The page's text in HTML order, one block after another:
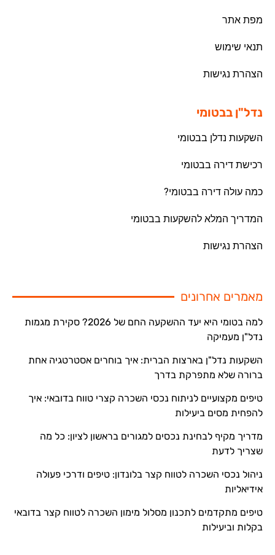
מפת אתר
תנאי שימוש
הצהרת נגישות
נדל"ן בבטומי
השקעות נדלן בבטומי
רכישת דירה בבטומי
כמה עולה דירה בבטומי?
המדריך המלא להשקעות בבטומי
הצהרת נגישות
מאמרים אחרונים
למה בטומי היא יעד ההשקעה החם של 2026? סקירת מגמות
נדל"ן מעמיקה
השקעות נדל"ן בארצות הברית: איך בוחרים אסטרטגיה אחת
ברורה שלא מתפרקת בדרך
טיפים מקצועיים לניתוח נכסי השכרה קצרי טווח בדובאי: איך
להפחית מסים ביעילות
מדריך מקיף לבחינת נכסים למגורים בראשון לציון: כל מה
שצריך לדעת
ניהול נכסי השכרה לטווח קצר בלונדון: טיפים ודרכי פעולה
אידיאליות
טיפים מתקדמים לתכנון מסלול מימון השכרה לטווח קצר בדובאי
בקלות וביעילות